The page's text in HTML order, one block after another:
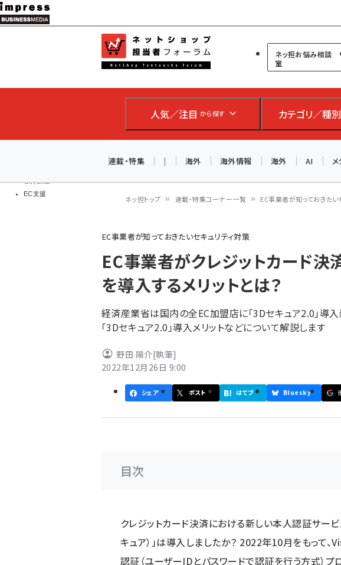
メ
イ
ン
ツ
移
教育講座
EC支援
ネットショップ担当者フォーラム
ネッ担お悩み相談
室
人気／注目 から探す カテゴリ／種別
連載・特集 | 海外 海外情報 海外 AI メ
ン
く
ず
ネッ担トップ 連載・特集コーナー一覧 EC事業者が知っておきたい
EC事業者が知っておきたいセキュリティ対策
EC事業者がクレジットカード決
を導入するメリットとは？
経済産業省は国内の全EC加盟店に「3Dセキュア2.0」導
「3Dセキュア2.0」導入メリットなどについて解説します
野田 陽介[執筆]
2022年12月26日 9:00
シェア ポスト はてブ Bluesky
目次
クレジットカード決済における新しい本人認証サー
キュア）」は導入しましたか？ 2022年10月をもって
認証（ユーザーIDとパスワードで認証を行う方式）プ
AIが買い物を
アルペン、オ
ミナ
参加登録はこ